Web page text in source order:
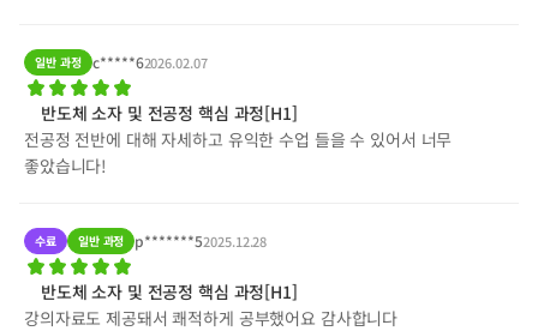
일반 과정 c*****62026.02.07
반도체 소자 및 전공정 핵심 과정[H1]
전공정 전반에 대해 자세하고 유익한 수업 들을 수 있어서 너무
좋았습니다!
수료 일반 과정 p*******52025.12.28
반도체 소자 및 전공정 핵심 과정[H1]
강의자료도 제공돼서 쾌적하게 공부했어요 감사합니다